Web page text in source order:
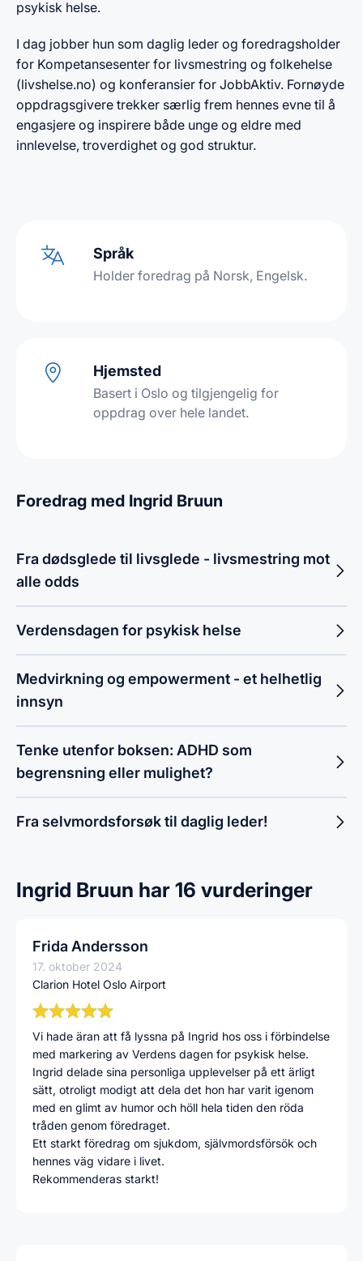
psykisk helse.
I dag jobber hun som daglig leder og foredragsholder
for Kompetansesenter for livsmestring og folkehelse
(livshelse.no) og konferansier for JobbAktiv. Fornøyde
oppdragsgivere trekker særlig frem hennes evne til å
engasjere og inspirere både unge og eldre med
innlevelse, troverdighet og god struktur.
Språk
Holder foredrag på Norsk, Engelsk.
Hjemsted
Basert i Oslo og tilgjengelig for
oppdrag over hele landet.
Foredrag med Ingrid Bruun
Fra dødsglede til livsglede - livsmestring mot
alle odds
Verdensdagen for psykisk helse
Medvirkning og empowerment - et helhetlig
innsyn
Tenke utenfor boksen: ADHD som
begrensning eller mulighet?
Fra selvmordsforsøk til daglig leder!
Ingrid Bruun har 16 vurderinger
Frida Andersson
17. oktober 2024
Clarion Hotel Oslo Airport
Vi hade äran att få lyssna på Ingrid hos oss i förbindelse
med markering av Verdens dagen for psykisk helse.
Ingrid delade sina personliga upplevelser på ett ärligt
sätt, otroligt modigt att dela det hon har varit igenom
med en glimt av humor och höll hela tiden den röda
tråden genom föredraget.
Ett starkt föredrag om sjukdom, självmordsförsök och
hennes väg vidare i livet.
Rekommenderas starkt!